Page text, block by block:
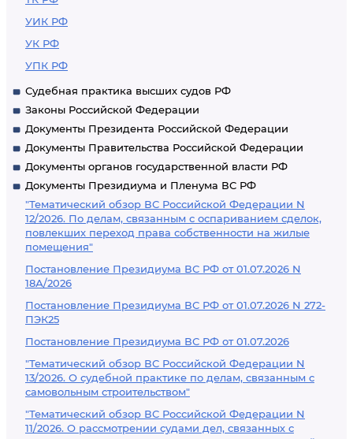
УИК РФ
УК РФ
УПК РФ
Судебная практика высших судов РФ
Законы Российской Федерации
Документы Президента Российской Федерации
Документы Правительства Российской Федерации
Документы органов государственной власти РФ
Документы Президиума и Пленума ВС РФ
"Тематический обзор ВС Российской Федерации N
12/2026. По делам, связанным с оспариванием сделок,
повлекших переход права собственности на жилые
помещения"
Постановление Президиума ВС РФ от 01.07.2026 N
18А/2026
Постановление Президиума ВС РФ от 01.07.2026 N 272-
ПЭК25
Постановление Президиума ВС РФ от 01.07.2026
"Тематический обзор ВС Российской Федерации N
13/2026. О судебной практике по делам, связанным с
самовольным строительством"
"Тематический обзор ВС Российской Федерации N
11/2026. О рассмотрении судами дел, связанных с